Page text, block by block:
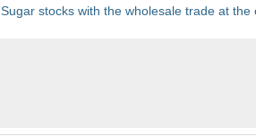
Sugar stocks with the wholesale trade at the